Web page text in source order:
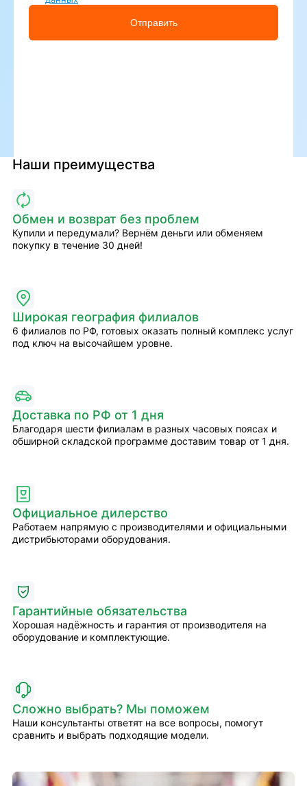
Отправить
Наши преимущества
Обмен и возврат без проблем
Купили и передумали? Вернём деньги или обменяем
покупку в течение 30 дней!
Широкая география филиалов
6 филиалов по РФ, готовых оказать полный комплекс услуг
под ключ на высочайшем уровне.
Доставка по РФ от 1 дня
Благодаря шести филиалам в разных часовых поясах и
обширной складской программе доставим товар от 1 дня.
Официальное дилерство
Работаем напрямую с производителями и официальными
дистрибьюторами оборудования.
Гарантийные обязательства
Хорошая надёжность и гарантия от производителя на
оборудование и комплектующие.
Сложно выбрать? Мы поможем
Наши консультанты ответят на все вопросы, помогут
сравнить и выбрать подходящие модели.